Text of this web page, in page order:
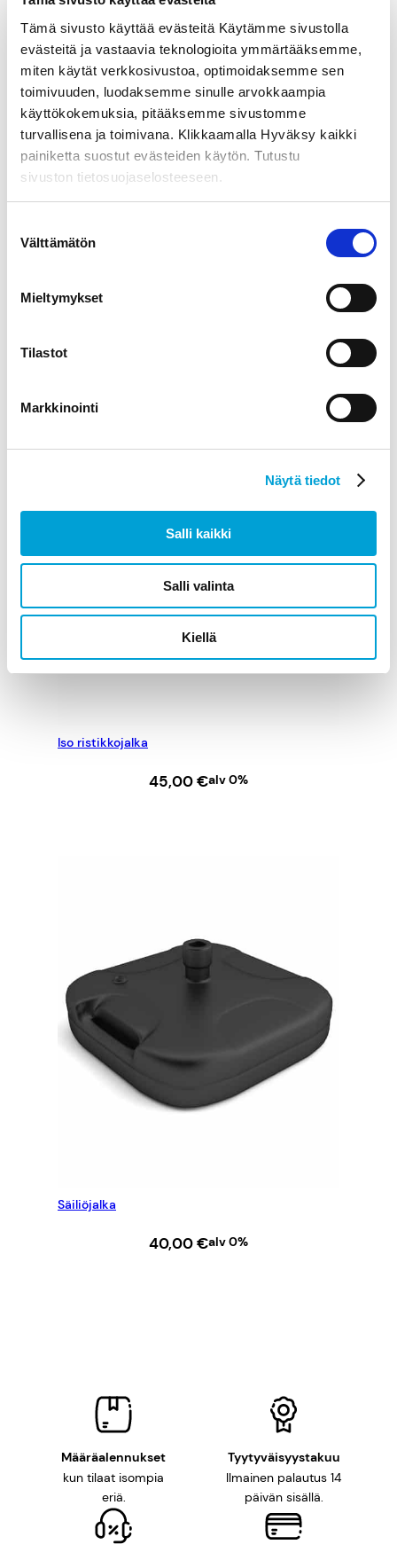
Tämä sivusto käyttää evästeitä Käytämme sivustolla
evästeitä ja vastaavia teknologioita ymmärtääksemme,
miten käytät verkkosivustoa, optimoidaksemme sen
toimivuuden, luodaksemme sinulle arvokkaampia
käyttökokemuksia, pitääksemme sivustomme
turvallisena ja toimivana. Klikkaamalla Hyväksy kaikki
painiketta suostut evästeiden käytön. Tutustu
sivuston tietosuojaselosteeseen.
valinta
Välttämätön
Mieltymykset
Tilastot
Markkinointi
Näytä tiedot
Salli kaikki
Salli valinta
Kiellä
Iso ristikkojalka
45,00€alv 0%
Säiliöjalka
40,00€alv 0%
Määräalennukset
kun tilaat isompia
eriä.
Tyytyväisyystakuu
Ilmainen palautus 14
päivän sisällä.